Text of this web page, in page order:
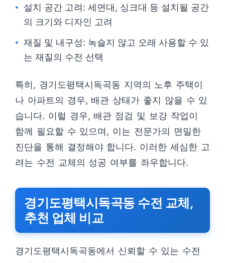
설치 공간 고려: 세면대, 싱크대 등 설치될 공간
의 크기와 디자인 고려
재질 및 내구성: 녹슬지 않고 오래 사용할 수 있
는 재질의 수전 선택
특히, 경기도평택시독곡동 지역의 노후 주택이
나 아파트의 경우, 배관 상태가 좋지 않을 수 있
습니다. 이럴 경우, 배관 점검 및 보강 작업이
함께 필요할 수 있으며, 이는 전문가의 면밀한
진단을 통해 결정해야 합니다. 이러한 세심한 고
려는 수전 교체의 성공 여부를 좌우합니다.
경기도평택시독곡동 수전 교체,
추천 업체 비교
경기도평택시독곡동에서 신뢰할 수 있는 수전